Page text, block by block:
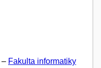
– Fakulta informatiky